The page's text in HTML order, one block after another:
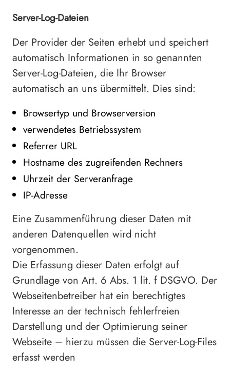
Server-Log-Dateien
Der Provider der Seiten erhebt und speichert
automatisch Informationen in so genannten
Server-Log-Dateien, die Ihr Browser
automatisch an uns übermittelt. Dies sind:
Browsertyp und Browserversion
verwendetes Betriebssystem
Referrer URL
Hostname des zugreifenden Rechners
Uhrzeit der Serveranfrage
IP-Adresse
Eine Zusammenführung dieser Daten mit
anderen Datenquellen wird nicht
vorgenommen.
Die Erfassung dieser Daten erfolgt auf
Grundlage von Art. 6 Abs. 1 lit. f DSGVO. Der
Webseitenbetreiber hat ein berechtigtes
Interesse an der technisch fehlerfreien
Darstellung und der Optimierung seiner
Webseite – hierzu müssen die Server-Log-Files
erfasst werden